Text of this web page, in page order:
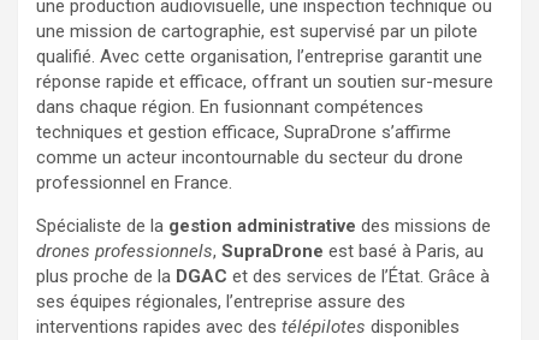
une production audiovisuelle, une inspection technique ou
une mission de cartographie, est supervisé par un pilote
qualifié. Avec cette organisation, l’entreprise garantit une
réponse rapide et efficace, offrant un soutien sur-mesure
dans chaque région. En fusionnant compétences
techniques et gestion efficace, SupraDrone s’affirme
comme un acteur incontournable du secteur du drone
professionnel en France.
Spécialiste de la gestion administrative des missions de
drones professionnels, SupraDrone est basé à Paris, au
plus proche de la DGAC et des services de l’État. Grâce à
ses équipes régionales, l’entreprise assure des
interventions rapides avec des télépilotes disponibles